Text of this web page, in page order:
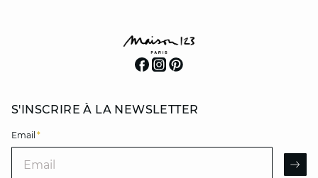
S'INSCRIRE À LA NEWSLETTER
Email *